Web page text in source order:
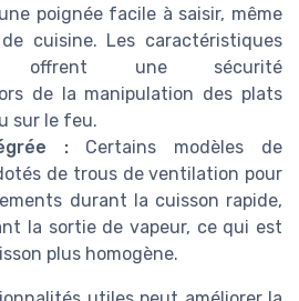
poignée facile à saisir, même
cuisine. Les caractéristiques
offrent une sécurité
de la manipulation des plats
sur le feu.
:Certains modèles de
de trous de ventilation pour
durant la cuisson rapide,
la sortie de vapeur, ce qui est
plus homogène.
pour s'adapter à
et réutilisable
BPA
avis